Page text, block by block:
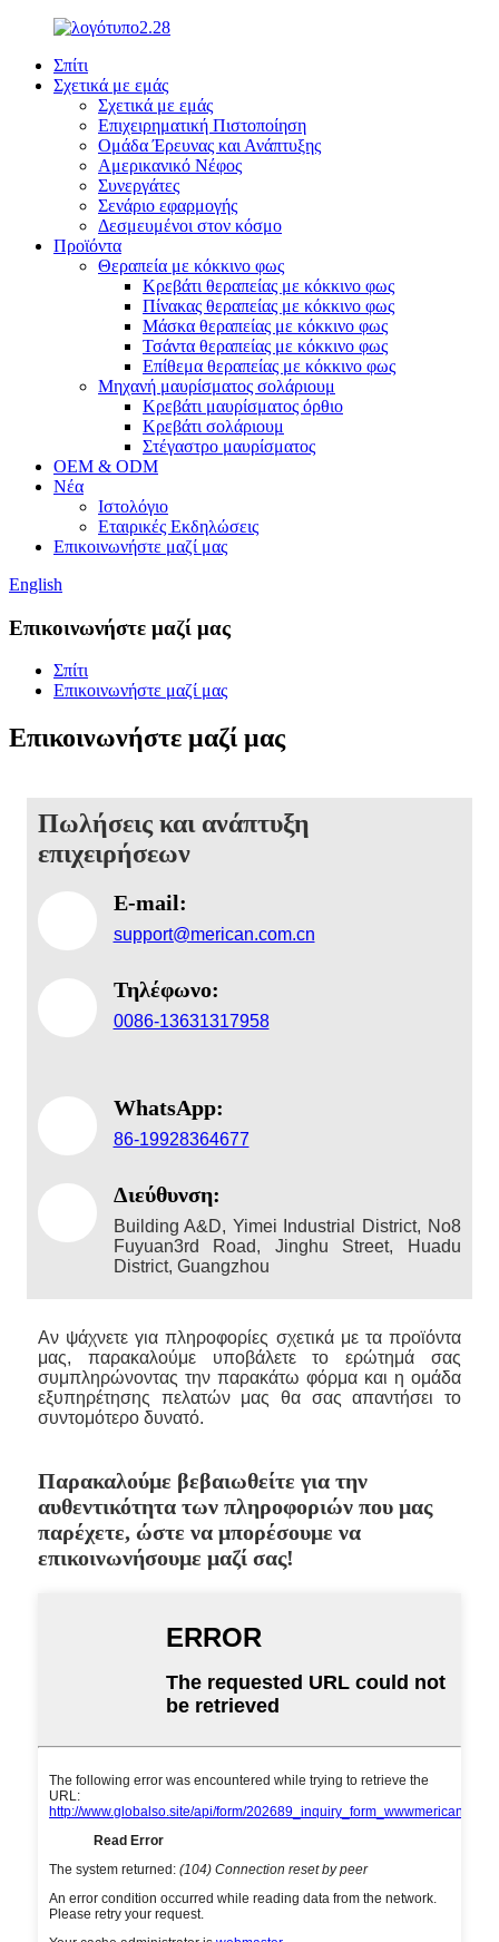
Σπίτι
Σχετικά με εμάς
Σχετικά με εμάς
Επιχειρηματική Πιστοποίηση
Ομάδα Έρευνας και Ανάπτυξης
Αμερικανικό Νέφος
Συνεργάτες
Σενάριο εφαρμογής
Δεσμευμένοι στον κόσμο
Προϊόντα
Θεραπεία με κόκκινο φως
Κρεβάτι θεραπείας με κόκκινο φως
Πίνακας θεραπείας με κόκκινο φως
Μάσκα θεραπείας με κόκκινο φως
Τσάντα θεραπείας με κόκκινο φως
Επίθεμα θεραπείας με κόκκινο φως
Μηχανή μαυρίσματος σολάριουμ
Κρεβάτι μαυρίσματος όρθιο
Κρεβάτι σολάριουμ
Στέγαστρο μαυρίσματος
OEM & ODM
Νέα
Ιστολόγιο
Εταιρικές Εκδηλώσεις
Επικοινωνήστε μαζί μας
English
Επικοινωνήστε μαζί μας
Σπίτι
Επικοινωνήστε μαζί μας
Επικοινωνήστε μαζί μας
Πωλήσεις και ανάπτυξη
επιχειρήσεων
E-mail:
support@merican.com.cn
Τηλέφωνο:
0086-13631317958
WhatsApp:
86-19928364677
Διεύθυνση:
Building A&D, Yimei Industrial District, No8
Fuyuan3rd Road, Jinghu Street, Huadu
District, Guangzhou
Αν ψάχνετε για πληροφορίες σχετικά με τα προϊόντα
μας, παρακαλούμε υποβάλετε το ερώτημά σας
συμπληρώνοντας την παρακάτω φόρμα και η ομάδα
εξυπηρέτησης πελατών μας θα σας απαντήσει το
συντομότερο δυνατό.
Παρακαλούμε βεβαιωθείτε για την
αυθεντικότητα των πληροφοριών που μας
παρέχετε, ώστε να μπορέσουμε να
επικοινωνήσουμε μαζί σας!